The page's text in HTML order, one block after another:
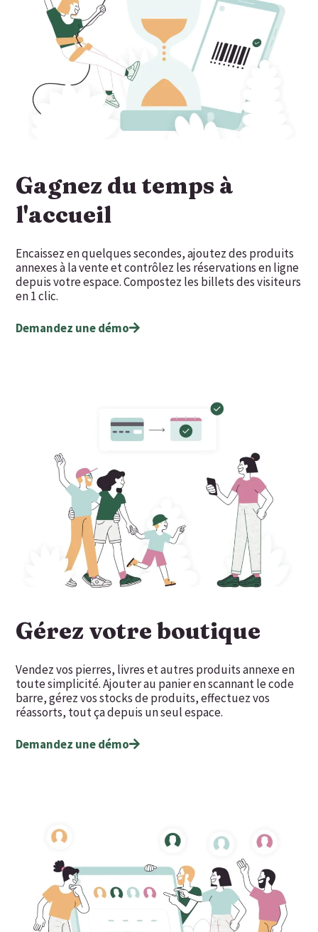
Gagnez du temps à
l'accueil
Encaissez en quelques secondes, ajoutez des produits
annexes à la vente et contrôlez les réservations en ligne
depuis votre espace. Compostez les billets des visiteurs
en 1 clic.
Demandez une démo
Gérez votre boutique
Vendez vos pierres, livres et autres produits annexe en
toute simplicité. Ajouter au panier en scannant le code
barre, gérez vos stocks de produits, effectuez vos
réassorts, tout ça depuis un seul espace.
Demandez une démo